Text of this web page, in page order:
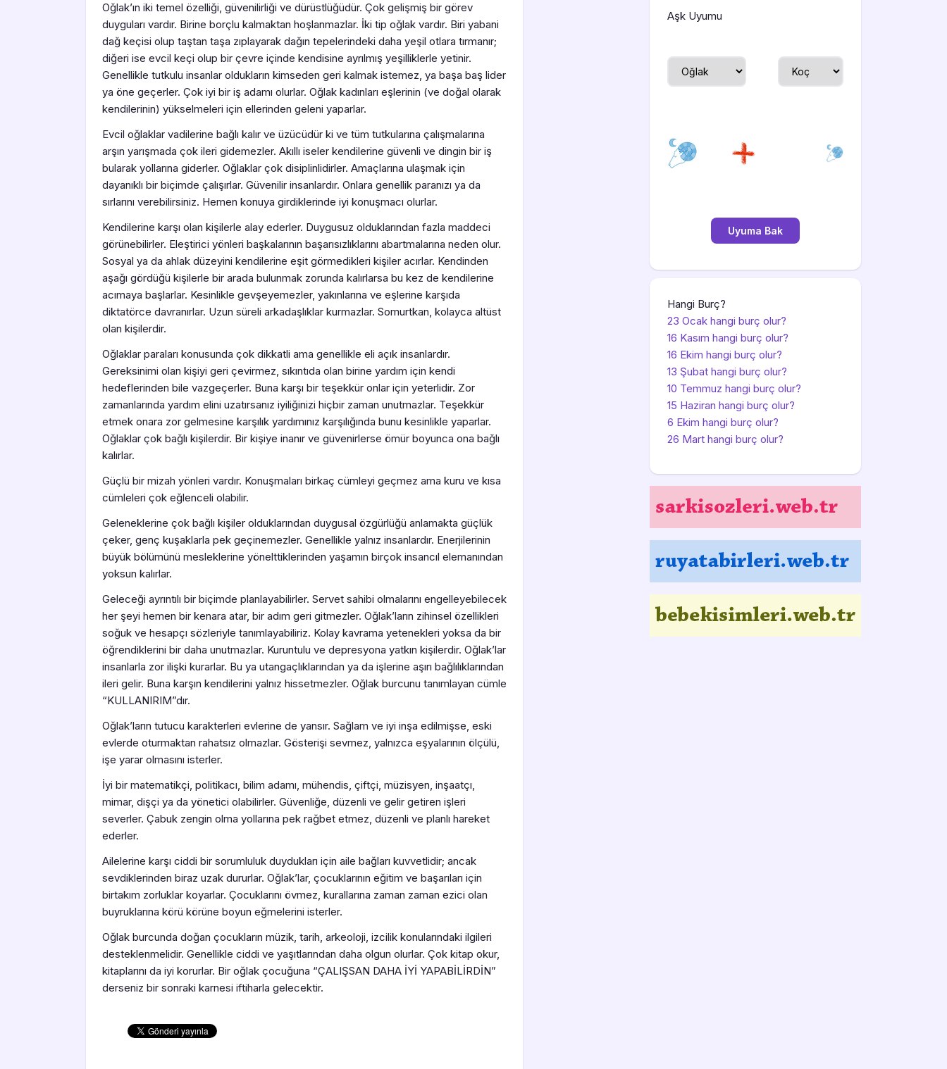
Oğlak’ın iki temel özelliği, güvenilirliği ve dürüstlüğüdür. Çok gelişmiş bir görev
duyguları vardır. Birine borçlu kalmaktan hoşlanmazlar. İki tip oğlak vardır. Biri yabani
dağ keçisi olup taştan taşa zıplayarak dağın tepelerindeki daha yeşil otlara tırmanır;
diğeri ise evcil keçi olup bir çevre içinde kendisine ayrılmış yeşilliklerle yetinir.
Genellikle tutkulu insanlar oldukların kimseden geri kalmak istemez, ya başa baş lider
ya öne geçerler. Çok iyi bir iş adamı olurlar. Oğlak kadınları eşlerinin (ve doğal olarak
kendilerinin) yükselmeleri için ellerinden geleni yaparlar.
Evcil oğlaklar vadilerine bağlı kalır ve üzücüdür ki ve tüm tutkularına çalışmalarına
arşın yarışmada çok ileri gidemezler. Akıllı iseler kendilerine güvenli ve dingin bir iş
bularak yollarına giderler. Oğlaklar çok disiplinlidirler. Amaçlarına ulaşmak için
dayanıklı bir biçimde çalışırlar. Güvenilir insanlardır. Onlara genellik paranızı ya da
sırlarını verebilirsiniz. Hemen konuya girdiklerinde iyi konuşmacı olurlar.
Kendilerine karşı olan kişilerle alay ederler. Duygusuz olduklarından fazla maddeci
görünebilirler. Eleştirici yönleri başkalarının başarısızlıklarını abartmalarına neden olur.
Sosyal ya da ahlak düzeyini kendilerine eşit görmedikleri kişiler acırlar. Kendinden
aşağı gördüğü kişilerle bir arada bulunmak zorunda kalırlarsa bu kez de kendilerine
acımaya başlarlar. Kesinlikle gevşeyemezler, yakınlarına ve eşlerine karşıda
diktatörce davranırlar. Uzun süreli arkadaşlıklar kurmazlar. Somurtkan, kolayca altüst
olan kişilerdir.
Oğlaklar paraları konusunda çok dikkatli ama genellikle eli açık insanlardır.
Gereksinimi olan kişiyi geri çevirmez, sıkıntıda olan birine yardım için kendi
hedeflerinden bile vazgeçerler. Buna karşı bir teşekkür onlar için yeterlidir. Zor
zamanlarında yardım elini uzatırsanız iyiliğinizi hiçbir zaman unutmazlar. Teşekkür
etmek onara zor gelmesine karşılık yardımınız karşılığında bunu kesinlikle yaparlar.
Oğlaklar çok bağlı kişilerdir. Bir kişiye inanır ve güvenirlerse ömür boyunca ona bağlı
kalırlar.
Güçlü bir mizah yönleri vardır. Konuşmaları birkaç cümleyi geçmez ama kuru ve kısa
cümleleri çok eğlenceli olabilir.
Geleneklerine çok bağlı kişiler olduklarından duygusal özgürlüğü anlamakta güçlük
çeker, genç kuşaklarla pek geçinemezler. Genellikle yalnız insanlardır. Enerjilerinin
büyük bölümünü mesleklerine yönelttiklerinden yaşamın birçok insancıl elemanından
yoksun kalırlar.
Geleceği ayrıntılı bir biçimde planlayabilirler. Servet sahibi olmalarını engelleyebilecek
her şeyi hemen bir kenara atar, bir adım geri gitmezler. Oğlak’ların zihinsel özellikleri
soğuk ve hesapçı sözleriyle tanımlayabiliriz. Kolay kavrama yetenekleri yoksa da bir
öğrendiklerini bir daha unutmazlar. Kuruntulu ve depresyona yatkın kişilerdir. Oğlak’lar
insanlarla zor ilişki kurarlar. Bu ya utangaçlıklarından ya da işlerine aşırı bağlılıklarından
ileri gelir. Buna karşın kendilerini yalnız hissetmezler. Oğlak burcunu tanımlayan cümle
“KULLANIRIM”dır.
Oğlak’ların tutucu karakterleri evlerine de yansır. Sağlam ve iyi inşa edilmişse, eski
evlerde oturmaktan rahatsız olmazlar. Gösterişi sevmez, yalnızca eşyalarının ölçülü,
işe yarar olmasını isterler.
İyi bir matematikçi, politikacı, bilim adamı, mühendis, çiftçi, müzisyen, inşaatçı,
mimar, dişçi ya da yönetici olabilirler. Güvenliğe, düzenli ve gelir getiren işleri
severler. Çabuk zengin olma yollarına pek rağbet etmez, düzenli ve planlı hareket
ederler.
Ailelerine karşı ciddi bir sorumluluk duydukları için aile bağları kuvvetlidir; ancak
sevdiklerinden biraz uzak dururlar. Oğlak’lar, çocuklarının eğitim ve başarıları için
birtakım zorluklar koyarlar. Çocuklarını övmez, kurallarına zaman zaman ezici olan
buyruklarına körü körüne boyun eğmelerini isterler.
Oğlak burcunda doğan çocukların müzik, tarih, arkeoloji, izcilik konularındaki ilgileri
desteklenmelidir. Genellikle ciddi ve yaşıtlarından daha olgun olurlar. Çok kitap okur,
kitaplarını da iyi korurlar. Bir oğlak çocuğuna “ÇALIŞSAN DAHA İYİ YAPABİLİRDİN”
derseniz bir sonraki karnesi iftiharla gelecektir.
Aşk Uyumu
Hangi Burç?
23 Ocak hangi burç olur?
16 Kasım hangi burç olur?
16 Ekim hangi burç olur?
13 Şubat hangi burç olur?
10 Temmuz hangi burç olur?
15 Haziran hangi burç olur?
6 Ekim hangi burç olur?
26 Mart hangi burç olur?